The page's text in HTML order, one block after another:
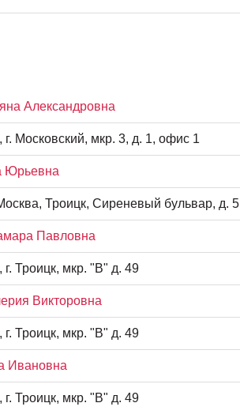
Александровна
г. Московский, мкр. 3, д. 1, офис 1
Юрьевна
Троицк, Сиреневый бульвар, д. 5
Павловна
г. Троицк, мкр. "В" д. 49
Викторовна
г. Троицк, мкр. "В" д. 49
Ивановна
г. Троицк, мкр. "В" д. 49